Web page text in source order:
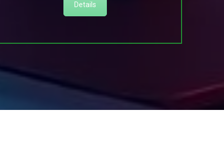
Details